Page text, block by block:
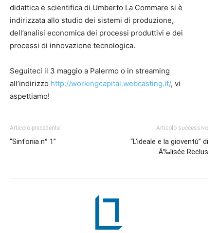
didattica e scientifica di Umberto La Commare si è
indirizzata allo studio dei sistemi di produzione,
dell’analisi economica dei processi produttivi e dei
processi di innovazione tecnologica.
Seguiteci il 3 maggio a Palermo o in streaming
all’indirizzo http://workingcapital.webcasting.it/, vi
aspettiamo!
Articolo precedente
“Sinfonia n° 1”
Articolo successivo
“L’ideale e la gioventù” di
Ã‰lisée Reclus